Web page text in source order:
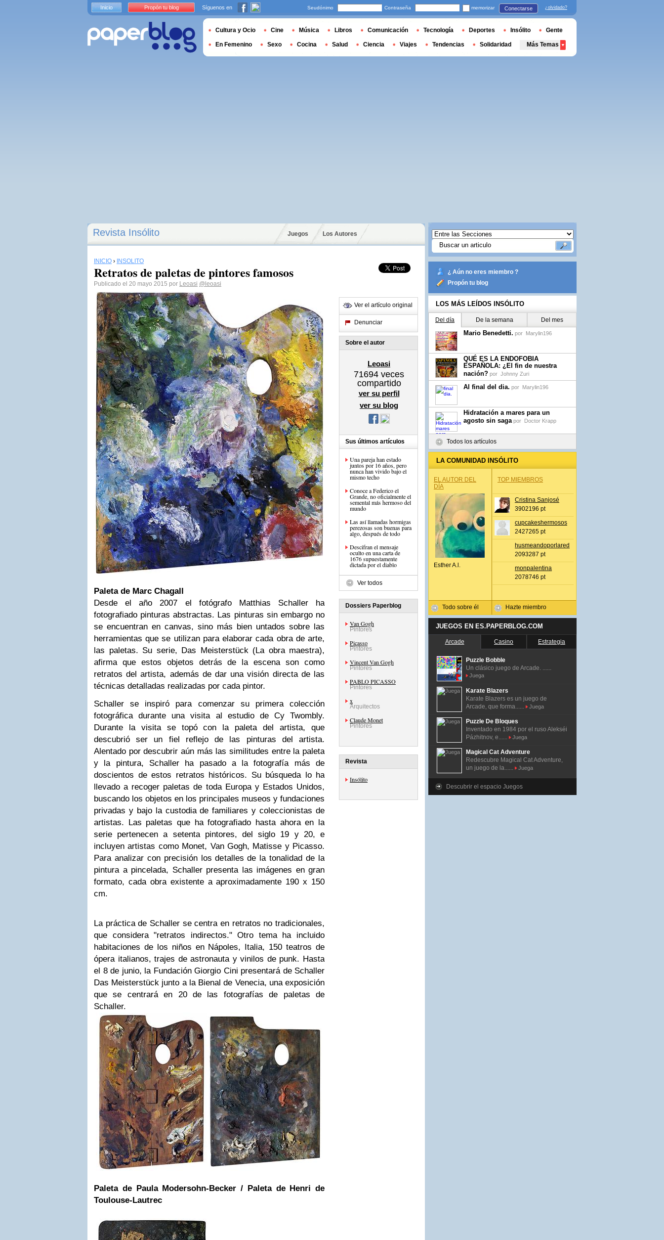
Revista Insólito Juegos Los Autores
INICIO › INSÓLITO
Retratos de paletas de pintores famosos
Publicado el 20 mayo 2015 por Leoasi @leoasi
Paleta de Marc Chagall
Desde el año 2007 el fotógrafo Matthias Schaller ha
fotografiado pinturas abstractas. Las pinturas sin embargo no
se encuentran en canvas, ​​sino más bien untados sobre las
herramientas que se utilizan para elaborar cada obra de arte,
las paletas. Su serie, Das Meisterstück (La obra maestra),
afirma que estos objetos detrás de la escena son como
retratos del artista, además de dar una visión directa de las
técnicas detalladas realizadas por cada pintor.
Schaller se inspiró para comenzar su primera colección
fotográfica durante una visita al estudio de Cy Twombly.
Durante la visita se topó con la paleta del artista, que
descubrió ser un fiel reflejo de las pinturas del artista.
Alentado por descubrir aún más las similitudes entre la paleta
y la pintura, Schaller ha pasado a la fotografía más de
doscientos de estos retratos históricos. Su búsqueda lo ha
llevado a recoger paletas de toda Europa y Estados Unidos,
buscando los objetos en los principales museos y fundaciones
privadas y bajo la custodia de familiares y coleccionistas de
artistas. Las paletas que ha fotografiado hasta ahora en la
serie pertenecen a setenta pintores, del siglo 19 y 20, e
incluyen artistas como Monet, Van Gogh, Matisse y Picasso.
Para analizar con precisión los detalles de la tonalidad de la
pintura a pincelada, Schaller presenta las imágenes en gran
formato, cada obra existente a aproximadamente 190 x 150
cm.
La práctica de Schaller se centra en retratos no tradicionales,
que considera "retratos indirectos." Otro tema ha incluido
habitaciones de los niños en Nápoles, Italia, 150 teatros de
ópera italianos, trajes de astronauta y vinilos de punk. Hasta
el 8 de junio, la Fundación Giorgio Cini presentará de Schaller
Das Meisterstück junto a la Bienal de Venecia, una exposición
que se centrará en 20 de las fotografías de paletas de
Schaller.
Paleta de Paula Modersohn-Becker / Paleta de Henri de
Toulouse-Lautrec
Ver el artículo original
Denunciar
Sobre el autor
Leoasi
71694 veces
compartido
ver su perfil
ver su blog
Sus últimos artículos
Una pareja han estado
juntos por 16 años, pero
nunca han vivido bajo el
mismo techo
Conoce a Federico el
Grande, no oficialmente el
semental más hermoso del
mundo
Las así llamadas hormigas
perezosas son buenas para
algo, después de todo
Descifran el mensaje
oculto en una carta de
1676 supuestamente
dictada por el diablo
Ver todos
Dossiers Paperblog
Van Gogh
Pintores
Picasso
Pintores
Vincent Van Gogh
Pintores
PABLO PICASSO
Pintores
x
Arquitectos
Claude Monet
Pintores
Revista
Insólito
¿ Aún no eres miembro ?
Propón tu blog
LOS MÁS LEÍDOS INSÓLITO
Del día De la semana Del mes
Mario Benedetti. por Marylin196
QUÉ ES LA ENDOFOBIA
ESPAÑOLA: ¿El fin de nuestra
nación? por Johnny Zuri
Al final del dia. por Marylin196
Hidratación a mares para un
agosto sin saga por Doctor Krapp
Todos los artículos
LA COMUNIDAD INSÓLITO
EL AUTOR DEL
DÍA
Esther A.l.
Todo sobre él
TOP MIEMBROS
Cristina Sanjosé
3902196 pt
cupcakeshermosos
2427265 pt
husmeandoporlared
2093287 pt
monpalentina
2078746 pt
Hazte miembro
JUEGOS EN ES.PAPERBLOG.COM
Arcade Casino Estrategia
Puzzle Bobble
Un clásico juego de Arcade. ......
Juega
Karate Blazers
Karate Blazers es un juego de
Arcade, que forma......
Juega
Puzzle De Bloques
Inventado en 1984 por el ruso Alekséi
Pázhitnov, e......
Juega
Magical Cat Adventure
Redescubre Magical Cat Adventure,
un juego de la......
Juega
Descubrir el espacio Juegos
Inicio Propón tu blog Síguenos en Seudónimo Contraseña memorizar Conectarse ¿olvidado?
Cultura y Ocio Cine Música Libros Comunicación Tecnología Deportes Insólito Gente
En Femenino Sexo Cocina Salud Ciencia Viajes Tendencias Solidaridad Más Temas